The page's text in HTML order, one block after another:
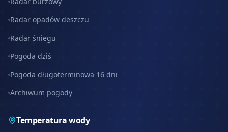
Radar opadów deszczu
Radar śniegu
Pogoda dziś
Pogoda długoterminowa 16 dni
Archiwum pogody
Temperatura wody